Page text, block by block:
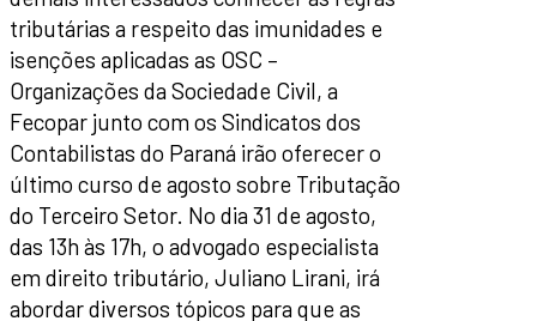
tributárias a respeito das imunidades e
isenções aplicadas as OSC –
Organizações da Sociedade Civil, a
Fecopar junto com os Sindicatos dos
Contabilistas do Paraná irão oferecer o
último curso de agosto sobre Tributação
do Terceiro Setor. No dia 31 de agosto,
das 13h às 17h, o advogado especialista
em direito tributário, Juliano Lirani, irá
abordar diversos tópicos para que as